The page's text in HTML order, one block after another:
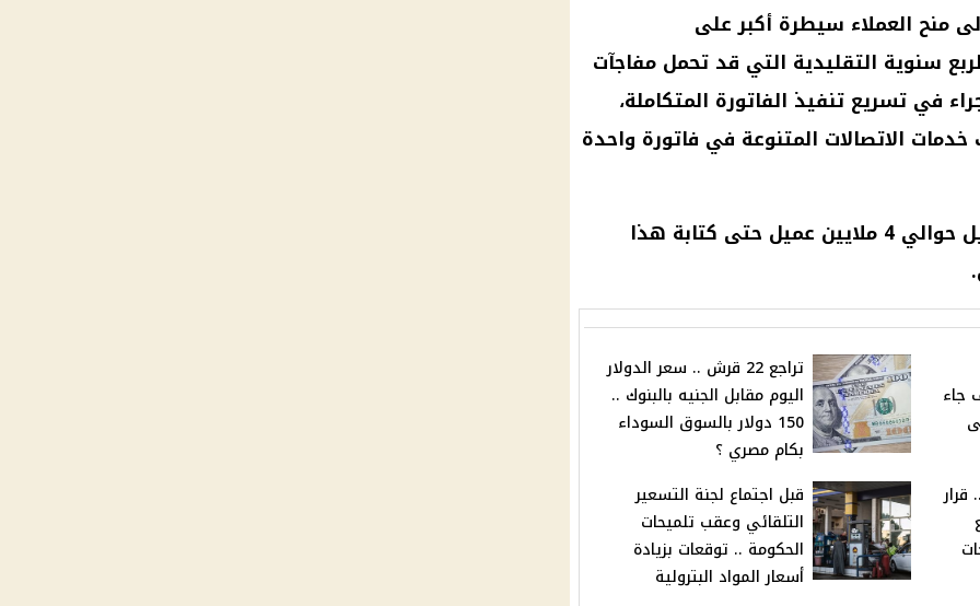
منح العملاء سيطرة أكبر على
سنوية التقليدية التي قد تحمل مفاجآت
في تسريع تنفيذ الفاتورة المتكاملة،
الاتصالات المتنوعة في فاتورة واحدة
وفقًا للمعلومات المتاحة، تم تحويل حوالي 4 ملايين عميل حتى كتابة هذا
جاء
تراجع 22 قرش .. سعر الدولار
اليوم مقابل الجنيه بالبنوك ..
150 دولار بالسوق السوداء
بكام مصري ؟
قرار
قبل اجتماع لجنة التسعير
التلقائي وعقب تلميحات
الحكومة .. توقعات بزيادة
أسعار المواد البترولية